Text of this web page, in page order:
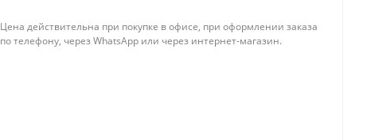
Цена действительна при покупке в офисе, при оформлении заказа
по телефону, через WhatsApp или через интернет-магазин.